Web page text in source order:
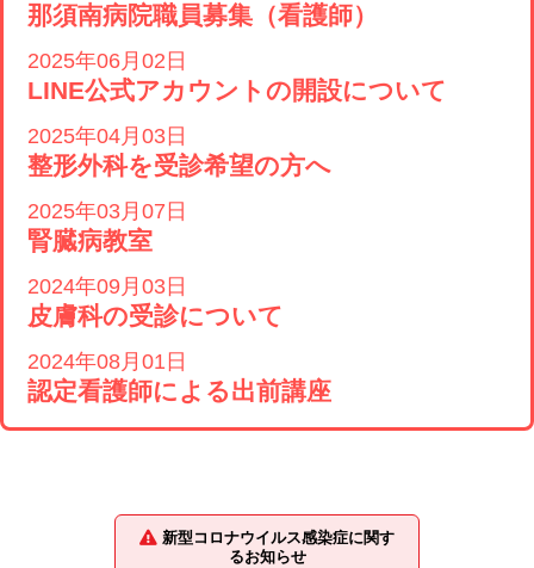
那須南病院職員募集（看護師）
2025年06月02日
LINE公式アカウントの開設について
2025年04月03日
整形外科を受診希望の方へ
2025年03月07日
腎臓病教室
2024年09月03日
皮膚科の受診について
2024年08月01日
認定看護師による出前講座
新型コロナウイルス感染症に関す
るお知らせ